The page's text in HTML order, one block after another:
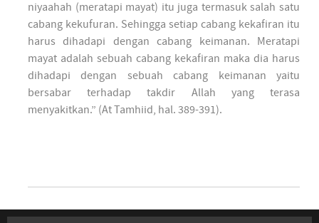
niyaahah (meratapi mayat) itu juga termasuk salah satu
cabang kekufuran. Sehingga setiap cabang kekafiran itu
harus dihadapi dengan cabang keimanan. Meratapi
mayat adalah sebuah cabang kekafiran maka dia harus
dihadapi dengan sebuah cabang keimanan yaitu
bersabar terhadap takdir Allah yang terasa
menyakitkan.” (At Tamhiid, hal. 389-391).